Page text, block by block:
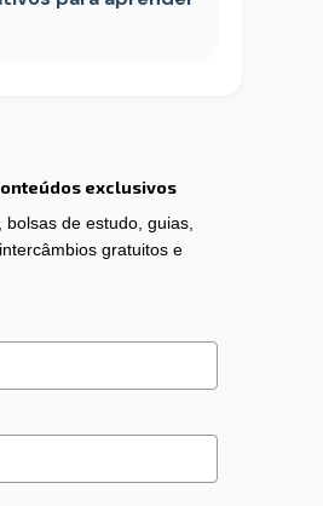
exclusivos
de estudo, guias,
gratuitos e